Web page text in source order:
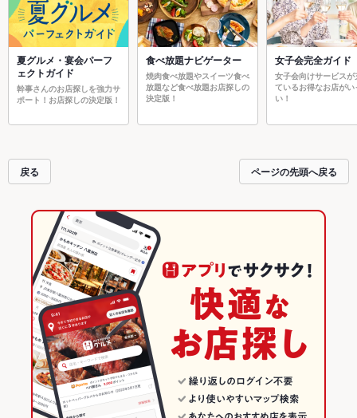
夏グルメ・宴会パーフ
ェクトガイド
幹事さんのお店探しを強力サ
ポート！お店探しの決定版！
食べ放題ナビゲーター
焼肉食べ放題やスイーツ食べ
放題など食べ放題お店探しの
決定版！
女子会完全ガイド
女子会向けサービスが
ているお得なお店がい
い！
戻る ページの先頭へ戻る